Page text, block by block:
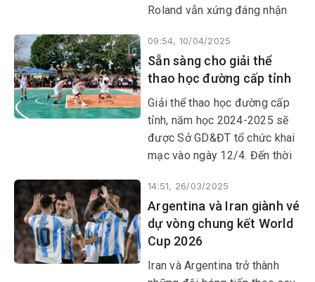
Roland vẫn xứng đáng nhận
tương lai tươi sáng.
09:54, 10/04/2025
Sẵn sàng cho giải thể
thao học đường cấp tỉnh
Giải thể thao học đường cấp
tỉnh, năm học 2024-2025 sẽ
được Sở GD&ĐT tổ chức khai
mạc vào ngày 12/4. Đến thời
bị đã sẵn sàng.
14:51, 26/03/2025
Argentina và Iran giành vé
dự vòng chung kết World
Cup 2026
Iran và Argentina trở thành